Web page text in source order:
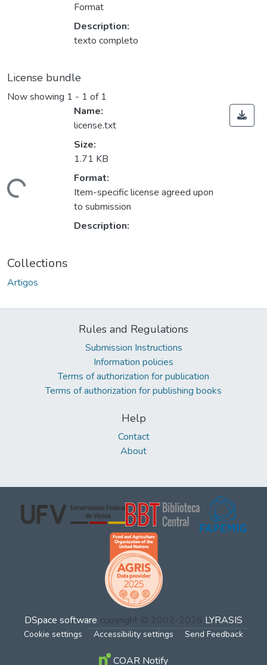
Format
Description:
texto completo
License bundle
Now showing 1 - 1 of 1
Name:
license.txt
Size:
1.71 KB
Format:
Item-specific license agreed upon
to submission
Description:
Collections
Artigos
Rules and Regulations
Submission Instructions
Information policies
Terms of authorization for publication
Terms of authorization for publishing books
Help
Contact
About
DSpace software copyright © 2002-2026 LYRASIS
Cookie settings Accessibility settings Send Feedback
COAR Notify